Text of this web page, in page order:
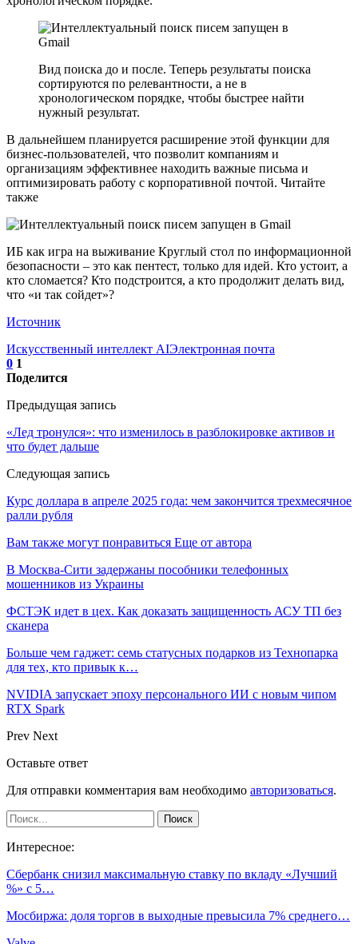
Вид поиска до и после. Теперь результаты поиска
сортируются по релевантности, а не в
хронологическом порядке, чтобы быстрее найти
нужный результат.
В дальнейшем планируется расширение этой функции для
бизнес-пользователей, что позволит компаниям и
организациям эффективнее находить важные письма и
оптимизировать работу с корпоративной почтой. Читайте
также
ИБ как игра на выживание Круглый стол по информационной
безопасности – это как пентест, только для идей. Кто устоит, а
кто сломается? Кто подстроится, а кто продолжит делать вид,
что «и так сойдет»?
Источник
Искусственный интеллект AIЭлектронная почта
0 1
Поделится
Предыдущая запись
«Лед тронулся»: что изменилось в разблокировке активов и
что будет дальше
Следующая запись
Курс доллара в апреле 2025 года: чем закончится трехмесячное
ралли рубля
Вам также могут понравиться Еще от автора
В Москва-Сити задержаны пособники телефонных
мошенников из Украины
ФСТЭК идет в цех. Как доказать защищенность АСУ ТП без
сканера
Больше чем гаджет: семь статусных подарков из Технопарка
для тех, кто привык к…
NVIDIA запускает эпоху персонального ИИ с новым чипом
RTX Spark
Prev Next
Оставьте ответ
Для отправки комментария вам необходимо авторизоваться.
Интересное:
Сбербанк снизил максимальную ставку по вкладу «Лучший
%» с 5…
Мосбиржа: доля торгов в выходные превысила 7% среднего…